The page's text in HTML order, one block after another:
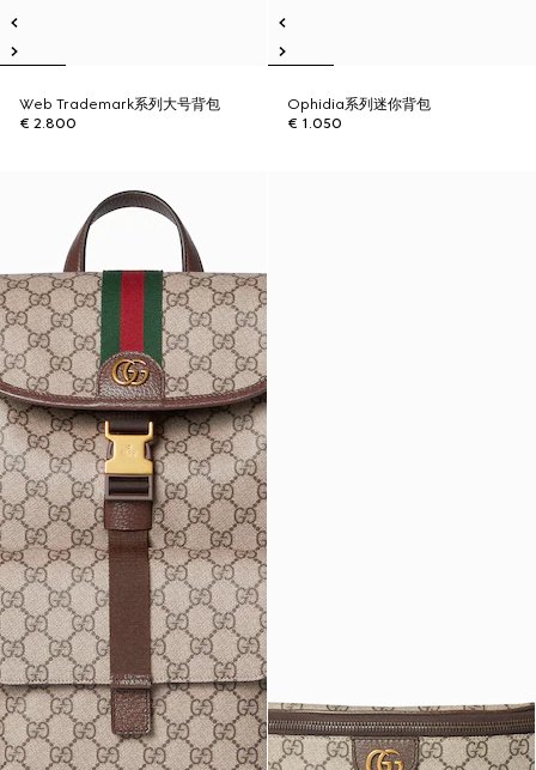
Web Trademark系列大号背包
€ 2.800
Ophidia系列迷你背包
€ 1.050